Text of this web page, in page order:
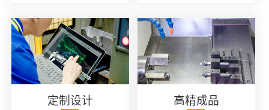
定制设计 高精成品